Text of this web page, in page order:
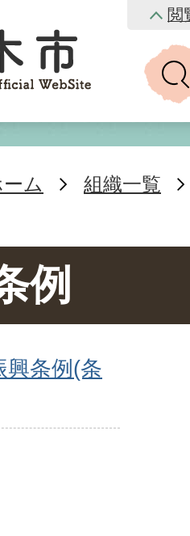
閲
ム 組織一覧
例
興条例(条